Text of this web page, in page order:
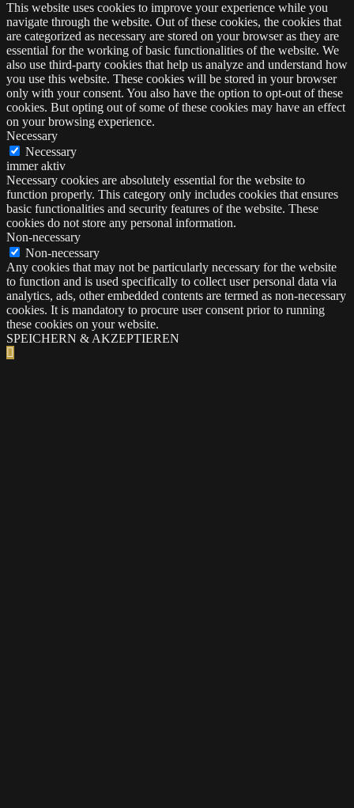
This website uses cookies to improve your experience while you
navigate through the website. Out of these cookies, the cookies that
are categorized as necessary are stored on your browser as they are
essential for the working of basic functionalities of the website. We
also use third-party cookies that help us analyze and understand how
you use this website. These cookies will be stored in your browser
only with your consent. You also have the option to opt-out of these
cookies. But opting out of some of these cookies may have an effect
on your browsing experience.
Necessary
Necessary
immer aktiv
Necessary cookies are absolutely essential for the website to
function properly. This category only includes cookies that ensures
basic functionalities and security features of the website. These
cookies do not store any personal information.
Non-necessary
Non-necessary
Any cookies that may not be particularly necessary for the website
to function and is used specifically to collect user personal data via
analytics, ads, other embedded contents are termed as non-necessary
cookies. It is mandatory to procure user consent prior to running
these cookies on your website.
SPEICHERN & AKZEPTIEREN